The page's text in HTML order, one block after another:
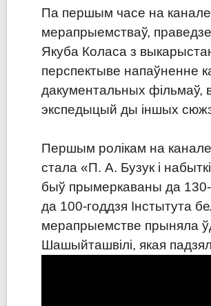
Па першым часе на канале
мерапрыемстваў,
Якуба Коласа з
перспектыве напаўненне
дакументальных фільмаў,
экспедыцый ды іншых
Першым ролікам на канале
стала «П. А. Бузук і
быў прымеркаваны да 130-
да 100-годдзя Iнстытута
мерапрыемстве прыняла
Шашыйташвілі, якая